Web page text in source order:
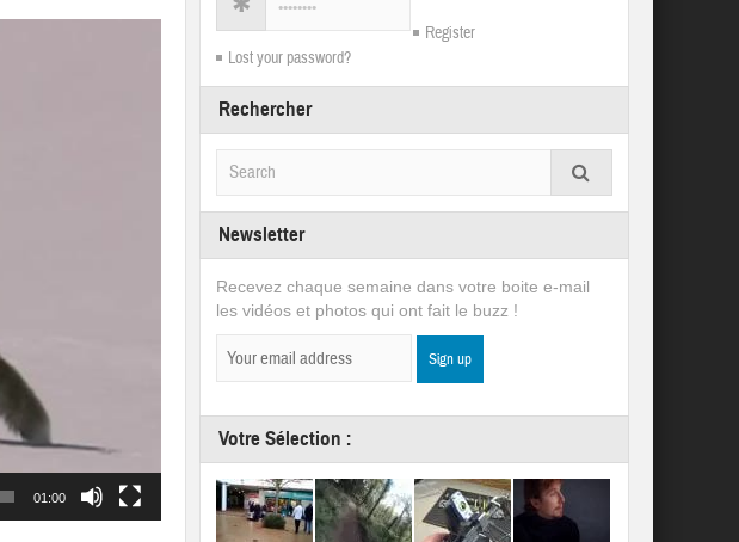
01:00
Register
Lost your password?
Rechercher
Newsletter
Recevez chaque semaine dans votre boite e-mail
les vidéos et photos qui ont fait le buzz !
Votre Sélection :